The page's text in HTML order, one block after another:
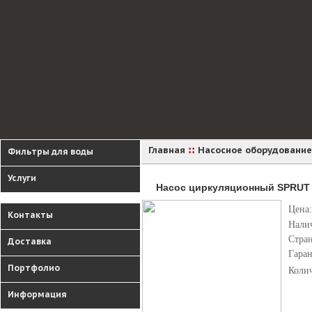
Фильтры для воды
Услуги
Контакты
Доставка
Портфолио
Информация
Главная :: Насосное оборудование
Насос циркуляционный SPRUT
Цена: